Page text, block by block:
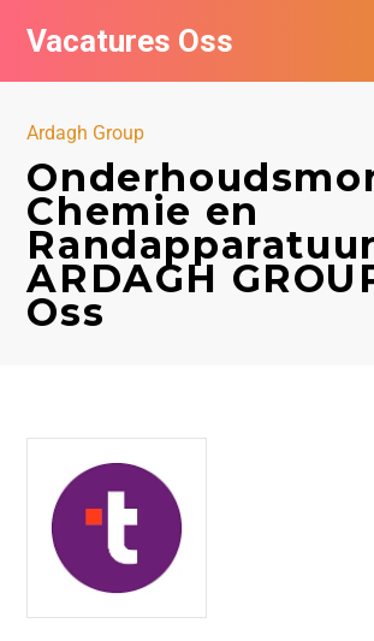
Vacatures Oss
Ardagh Group
Chemie en
ARDAGH
Oss